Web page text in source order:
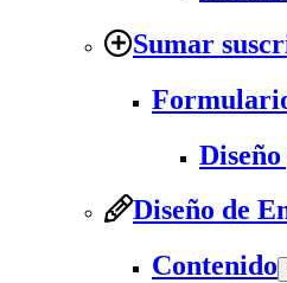
Sumar
Diseño de
Contenido